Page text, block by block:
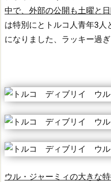
中で、外部の公開も土曜と
は特別にとトルコ人青年3人
になりました、ラッキー過
ウル・ジャーミィの大きな